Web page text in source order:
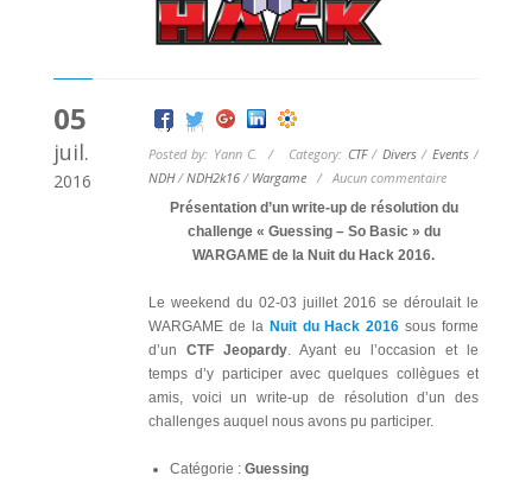
05
juil.
2016
Posted by: Yann C. / Category: CTF/ Divers/ Events/
NDH/NDH2k16 / Wargame /Aucun commentaire
Présentation d’un write-up de résolution du
challenge « Guessing – So Basic » du
WARGAME de la Nuit du Hack 2016.
Le weekend du 02-03 juillet 2016 se déroulait le
WARGAME de la Nuit du Hack 2016 sous forme
d’un CTF Jeopardy. Ayant eu l’occasion et le
temps d’y participer avec quelques collègues et
amis, voici un write-up de résolution d’un des
challenges auquel nous avons pu participer.
Catégorie : Guessing